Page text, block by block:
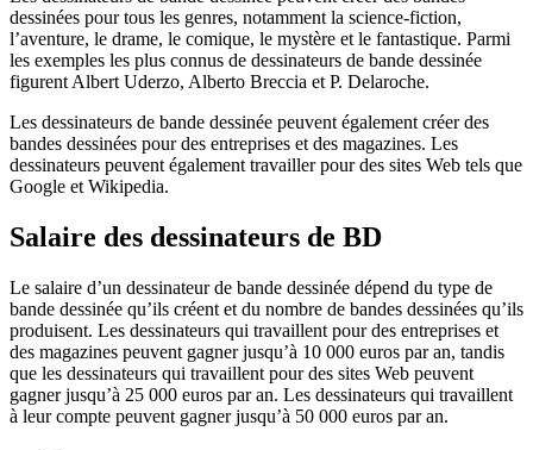
dessinées pour tous les genres, notamment la science-fiction,
l’aventure, le drame, le comique, le mystère et le fantastique. Parmi
les exemples les plus connus de dessinateurs de bande dessinée
figurent Albert Uderzo, Alberto Breccia et P. Delaroche.
Les dessinateurs de bande dessinée peuvent également créer des
bandes dessinées pour des entreprises et des magazines. Les
dessinateurs peuvent également travailler pour des sites Web tels que
Google et Wikipedia.
Salaire des dessinateurs de BD
Le salaire d’un dessinateur de bande dessinée dépend du type de
bande dessinée qu’ils créent et du nombre de bandes dessinées qu’ils
produisent. Les dessinateurs qui travaillent pour des entreprises et
des magazines peuvent gagner jusqu’à 10 000 euros par an, tandis
que les dessinateurs qui travaillent pour des sites Web peuvent
gagner jusqu’à 25 000 euros par an. Les dessinateurs qui travaillent
à leur compte peuvent gagner jusqu’à 50 000 euros par an.